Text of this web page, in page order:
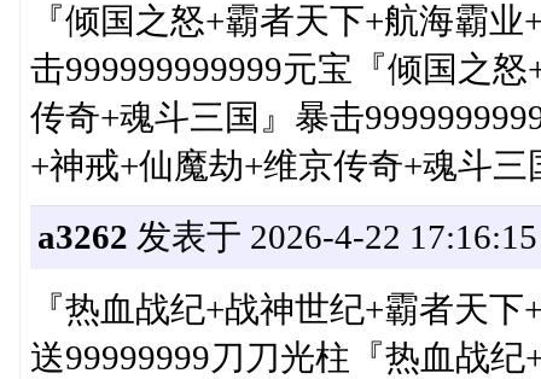
『倾国之怒+霸者天下+航海霸
击999999999999元宝『倾国之
传奇+魂斗三国』暴击
+神戒+仙魔劫+维京传奇+魂斗三
a3262 发表于 2026-4-22 17:16:15
『热血战纪+战神世纪+霸者天
送99999999刀刀光柱『热血战